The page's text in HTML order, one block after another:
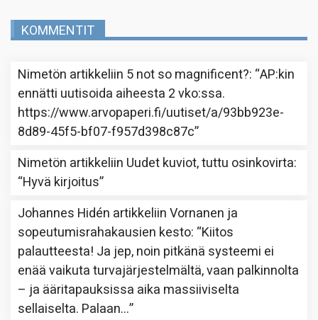
KOMMENTIT
Nimetön artikkeliin 5 not so magnificent?: “AP:kin
ennätti uutisoida aiheesta 2 vko:ssa.
https://www.arvopaperi.fi/uutiset/a/93bb923e-
8d89-45f5-bf07-f957d398c87c”
Nimetön artikkeliin Uudet kuviot, tuttu osinkovirta:
“Hyvä kirjoitus”
Johannes Hidén artikkeliinVornanen ja
sopeutumisrahakausien kesto: “Kiitos
palautteesta! Ja jep, noin pitkänä systeemi ei
enää vaikuta turvajärjestelmältä, vaan palkinnolta
– ja ääritapauksissa aika massiiviselta
sellaiselta. Palaan…”